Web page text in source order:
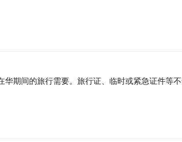
期间的旅行需要。旅行证、临时或紧急证件等